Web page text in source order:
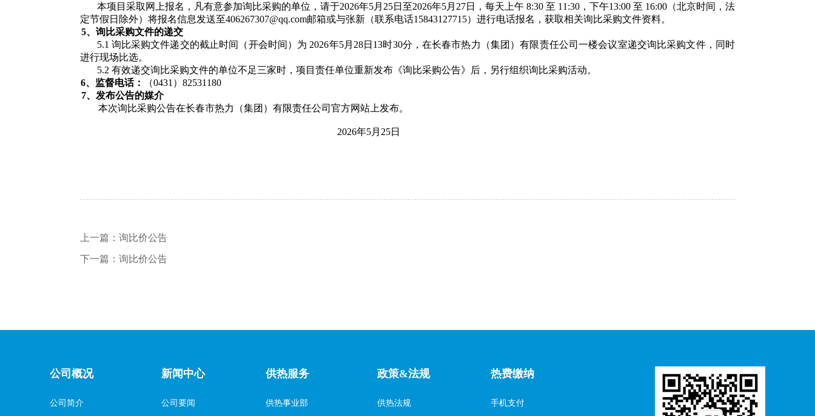
本项目采取网上报名，凡有意参加询比采购的单位，请于2026年5月 25日至2026年5月 27日，每天上午8:30 至 11:30， 下午13:00 至 16:00（北京时间，法
定节假日除外）将报名信息发送至406267307@qq.com邮箱或与张新（联系电话15843127715）进行电话报名，获取相关询比采购文件资料。
5、询比采购文件的递交
5.1 询比采购文件递交的截止时间（开会时间）为 2026年5月28日13时30分 ，在长春市热力（集团）有限责任公司一楼会议室递交询比采购文件，同时
进行现场比选。
5.2 有效递交询比采购文件的单位不足三家时，项目责任单位重新发布《询比采购公告》后，另行组织询比采购活动。
6、监督电话：
（0431）82531180
7、发布公告的媒介
本次询比采购公告在长春市热力（集团）有限责任公司官方网站上发布。
2026年5月 25日
上一篇： 询比价公告
下一篇： 询比价公告
公司概况
公司简介
新闻中心
公司要闻
供热服务
供热事业部
政策&法规
供热法规
热费缴纳
手机支付